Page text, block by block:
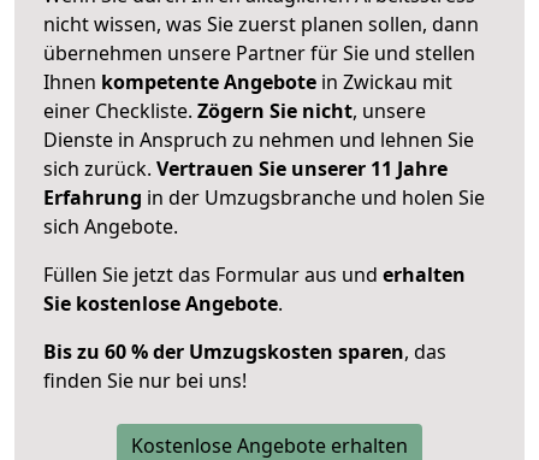
nicht wissen, was Sie zuerst planen sollen, dann
übernehmen unsere Partner für Sie und stellen
Ihnen kompetente Angebote in Zwickau mit
einer Checkliste. Zögern Sie nicht, unsere
Dienste in Anspruch zu nehmen und lehnen Sie
sich zurück. Vertrauen Sie unserer 11 Jahre
Erfahrung in der Umzugsbranche und holen Sie
sich Angebote.
Füllen Sie jetzt das Formular aus und erhalten
Sie kostenlose Angebote.
Bis zu 60 % der Umzugskosten sparen, das
finden Sie nur bei uns!
Kostenlose Angebote erhalten